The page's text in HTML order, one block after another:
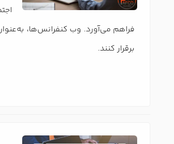
فراهم می‌آورد. وب کنفرانس‌ها،
برقرار کنند.